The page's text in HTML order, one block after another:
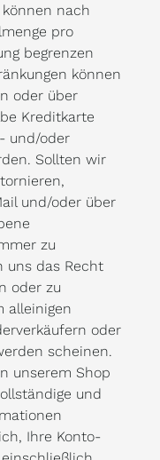
nach
pro
begrenzen
können
oder über
Kreditkarte
und/oder
Sollten wir
und/oder über
zu
uns das Recht
oder zu
alleinigen
oder
scheinen.
unserem Shop
und
Ihre Konto-